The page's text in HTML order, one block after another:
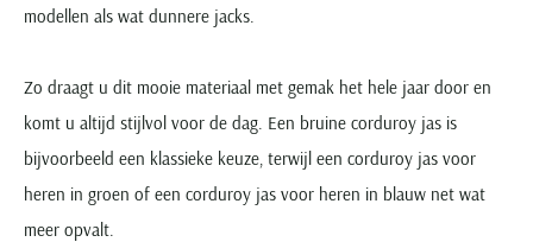
modellen als wat dunnere jacks.
Zo draagt u dit mooie materiaal met gemak het hele jaar door en
komt u altijd stijlvol voor de dag. Een bruine corduroy jas is
bijvoorbeeld een klassieke keuze, terwijl een corduroy jas voor
heren in groen of een corduroy jas voor heren in blauw net wat
meer opvalt.